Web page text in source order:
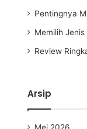
Pentingnya
Memilih
Review
Arsip